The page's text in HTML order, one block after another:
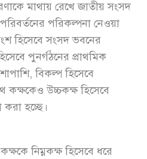
মাথায় রেখে জাতীয় সংসদ
পরিকল্পনা নেওয়া
হিসেবে সংসদ ভবনের
পুনর্গঠনের প্রাথমিক
বিকল্প হিসেবে
কক্ষকেও উচ্চকক্ষ হিসেবে
করা হচ্ছে।
নিম্নকক্ষ হিসেবে ধরে